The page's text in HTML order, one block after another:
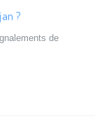
?
de